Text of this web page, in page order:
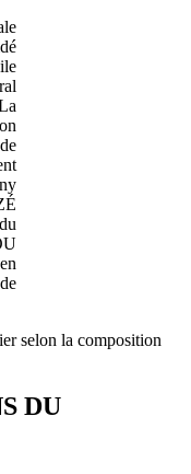
selon la composition
DU